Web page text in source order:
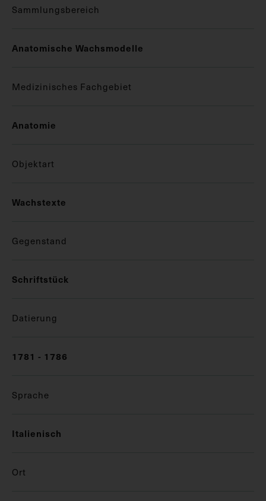
Sammlungsbereich
Anatomische Wachsmodelle
Medizinisches Fachgebiet
Anatomie
Objektart
Wachstexte
Gegenstand
Schriftstück
Datierung
1781 - 1786
Sprache
Italienisch
Ort